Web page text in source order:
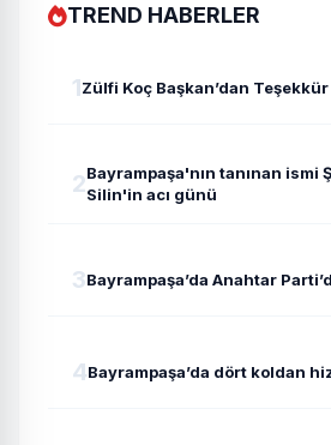
TREND HABERLER
1Zülfi Koç Başkan’dan Teşekkür
2Bayrampaşa'nın tanınan ismi
Silin'in acı günü
3Bayrampaşa’da Anahtar
4Bayrampaşa’da dört koldan